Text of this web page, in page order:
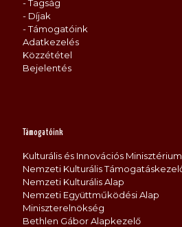
- Tagság
- Díjak
- Támogatóink
Adatkezelés
Közzététel
Bejelentés
Támogatóink
Kulturális és Innovációs Minisztérium
Nemzeti Kulturális
Nemzeti Kulturális Alap
Nemzeti Együttműködési Alap
Miniszterelnökség
Bethlen Gábor Alapkezelő